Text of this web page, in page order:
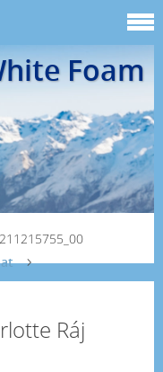
Foam
Ráj